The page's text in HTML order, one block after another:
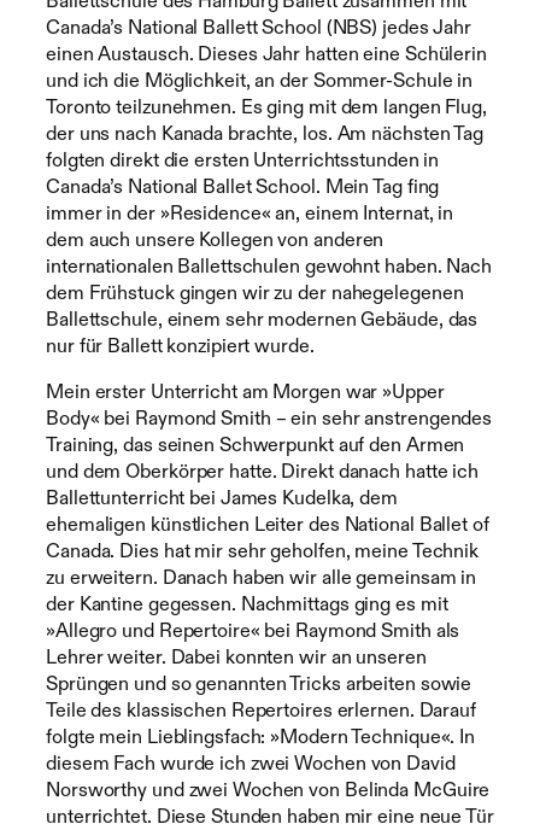
Canada’s National Ballett School (NBS) jedes Jahr
einen Austausch. Dieses Jahr hatten eine Schülerin
und ich die Möglichkeit, an der Sommer-Schule in
Toronto teilzunehmen. Es ging mit dem langen Flug,
der uns nach Kanada brachte, los. Am nächsten Tag
folgten direkt die ersten Unterrichtsstunden in
Canada’s National Ballet School. Mein Tag fing
immer in der »Residence« an, einem Internat, in
dem auch unsere Kollegen von anderen
internationalen Ballettschulen gewohnt haben. Nach
dem Frühstuck gingen wir zu der nahegelegenen
Ballettschule, einem sehr modernen Gebäude, das
nur für Ballett konzipiert wurde.
Mein erster Unterricht am Morgen war »Upper
Body« bei Raymond Smith – ein sehr anstrengendes
Training, das seinen Schwerpunkt auf den Armen
und dem Oberkörper hatte. Direkt danach hatte ich
Ballettunterricht bei James Kudelka, dem
ehemaligen künstlichen Leiter des National Ballet of
Canada. Dies hat mir sehr geholfen, meine Technik
zu erweitern. Danach haben wir alle gemeinsam in
der Kantine gegessen. Nachmittags ging es mit
»Allegro und Repertoire« bei Raymond Smith als
Lehrer weiter. Dabei konnten wir an unseren
Sprüngen und so genannten Tricks arbeiten sowie
Teile des klassischen Repertoires erlernen. Darauf
folgte mein Lieblingsfach: »Modern Technique«. In
diesem Fach wurde ich zwei Wochen von David
Norsworthy und zwei Wochen von Belinda McGuire
unterrichtet. Diese Stunden haben mir eine neue Tür